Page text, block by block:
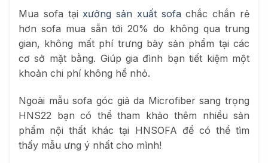
Mua sofa tại xưởng sản xuất sofa chắc chắn rẻ
hơn sofa mua sẵn tới 20% do không qua trung
gian, không mất phí trưng bày sản phẩm tại các
cơ sở mặt bằng. Giúp gia đình bạn tiết kiệm một
khoản chi phí không hề nhỏ.
Ngoài mẫu sofa góc giả da Microfiber sang trọng
HNS22 bạn có thể tham khảo thêm nhiều sản
phẩm nội thất khác tại HNSOFA để có thể tìm
thấy mẫu ưng ý nhất cho mình!